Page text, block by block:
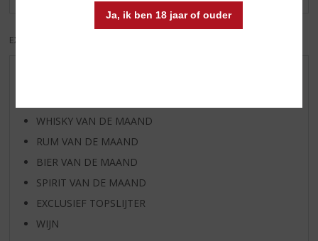
Ja, ik ben 18 jaar of ouder
EXCL. BTW
WHISKY VAN DE MAAND
RUM VAN DE MAAND
BIER VAN DE MAAND
SPIRIT VAN DE MAAND
EXCLUSIEF TOPSLIJTER
WIJN